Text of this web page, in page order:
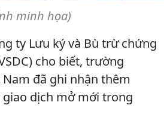
minh họa)
ty Lưu ký và Bù trừ chứng
cho biết, trường
đã ghi nhận thêm
giao dịch mở mới trong